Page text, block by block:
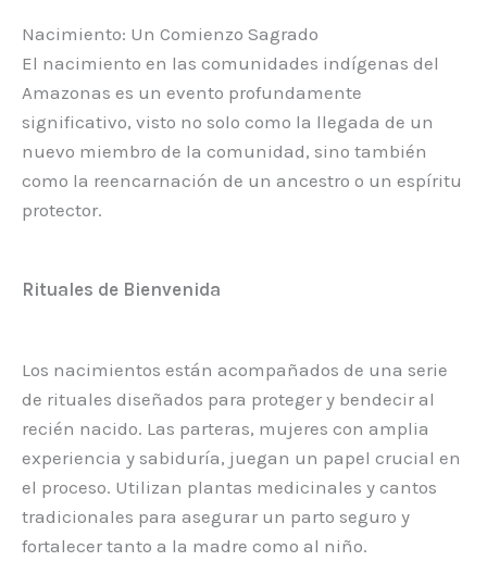
Nacimiento: Un Comienzo Sagrado
El nacimiento en las comunidades indígenas del
Amazonas es un evento profundamente
significativo, visto no solo como la llegada de un
nuevo miembro de la comunidad, sino también
como la reencarnación de un ancestro o un espíritu
protector.
Rituales de Bienvenida
Los nacimientos están acompañados de una serie
de rituales diseñados para proteger y bendecir al
recién nacido. Las parteras, mujeres con amplia
experiencia y sabiduría, juegan un papel crucial en
el proceso. Utilizan plantas medicinales y cantos
tradicionales para asegurar un parto seguro y
fortalecer tanto a la madre como al niño.